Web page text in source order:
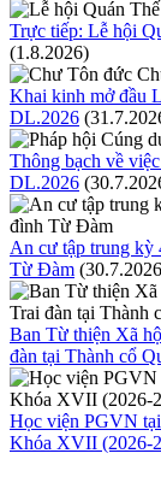
Trực tiếp: Lễ hội
(1.8.2026)
Khai kinh mở đầu
DL.2026
Thông bạch về
DL.2026
An cư tập trung kỳ
Từ Đàm
Ban Từ thiện Xã
đàn tại Thành cổ
Học viện PGVN
Khóa XVII (2026-